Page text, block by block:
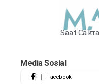
Saat
Media Sosial
Facebook